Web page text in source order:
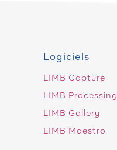
Logiciels
LIMB Capture
LIMB Processing
LIMB Gallery
LIMB Maestro